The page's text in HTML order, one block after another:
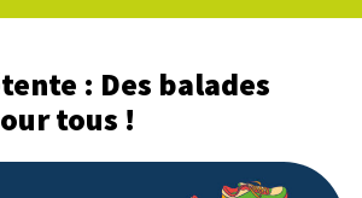
: Des balades
tous !